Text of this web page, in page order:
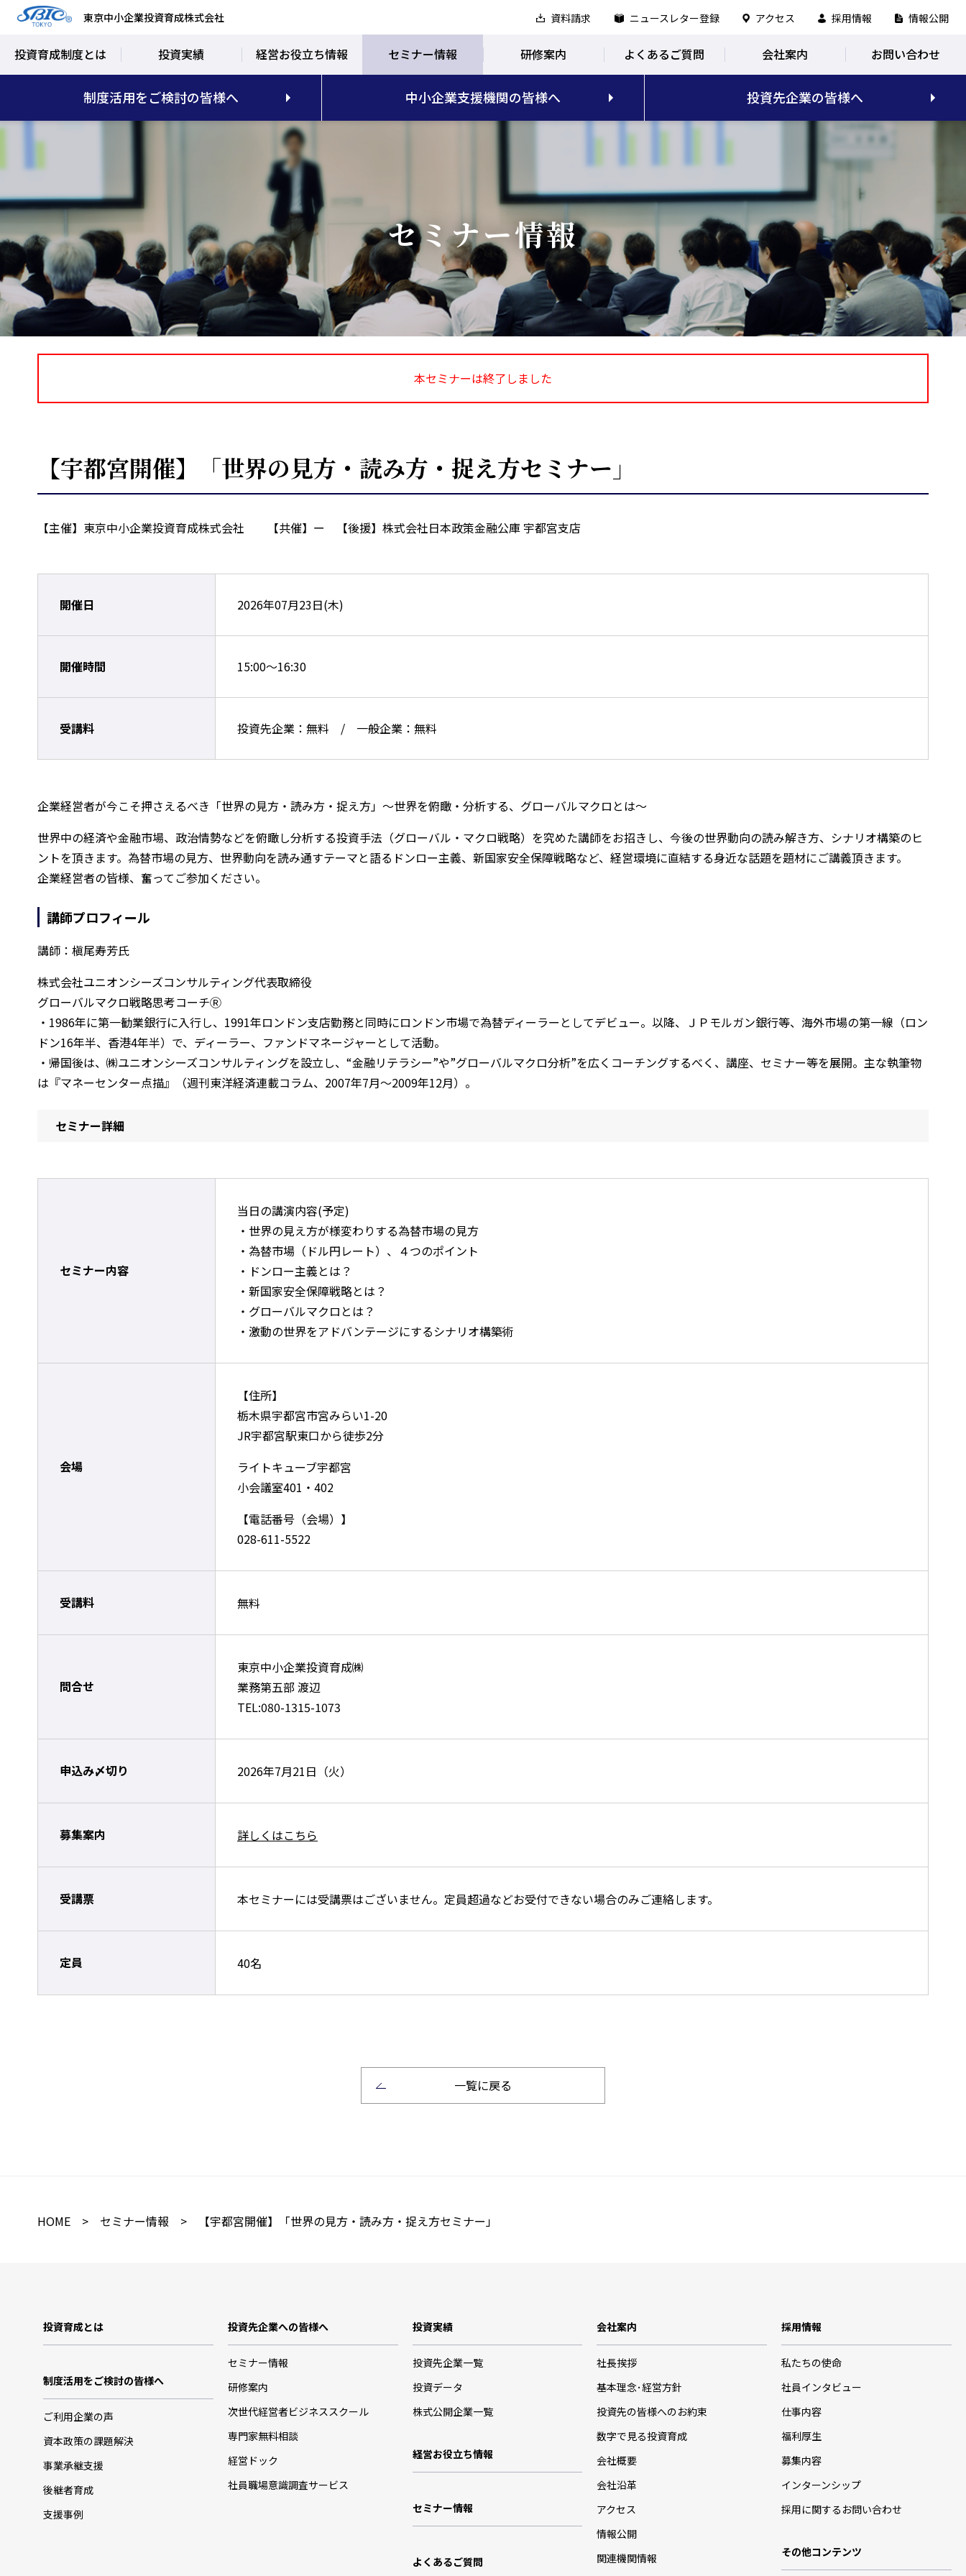
東京中小企業投資育成株式会社 資料請求 ニュースレター登録 アクセス 採用情報 情報公開
投資育成制度とは 投資実績 経営お役立ち情報 セミナー情報 研修案内 よくあるご質問 会社案内 お問い合わせ
制度活用をご検討の皆様へ 中小企業支援機関の皆様へ 投資先企業の皆様へ
セミナー情報
本セミナーは終了しました
【宇都宮開催】「世界の見方・読み方・捉え方セミナー」
【主催】東京中小企業投資育成株式会社 【共催】ー 【後援】株式会社日本政策金融公庫 宇都宮支店
開催日 2026年07月23日(木)
開催時間 15:00～16:30
受講料 投資先企業：無料 / 一般企業：無料
企業経営者が今こそ押さえるべき「世界の見方・読み方・捉え方」～世界を俯瞰・分析する、グローバルマクロとは～
世界中の経済や金融市場、政治情勢などを俯瞰し分析する投資手法（グローバル・マクロ戦略）を究めた講師をお招きし、今後の世界動向の読み解き方、シナリオ構築のヒ
ントを頂きます。為替市場の見方、世界動向を読み通すテーマと語るドンロー主義、新国家安全保障戦略など、経営環境に直結する身近な話題を題材にご講義頂きます。
企業経営者の皆様、奮ってご参加ください。
講師プロフィール
講師：槇尾寿芳氏
株式会社ユニオンシーズコンサルティング代表取締役
グローバルマクロ戦略思考コーチⓇ
・1986年に第一勧業銀行に入行し、1991年ロンドン支店勤務と同時にロンドン市場で為替ディーラーとしてデビュー。以降、ＪＰモルガン銀行等、海外市場の第一線（ロン
ドン16年半、香港4年半）で、ディーラー、ファンドマネージャーとして活動。
・帰国後は、㈱ユニオンシーズコンサルティングを設立し、“金融リテラシー”や”グローバルマクロ分析”を広くコーチングするべく、講座、セミナー等を展開。主な執筆物
は『マネーセンター点描』（週刊東洋経済連載コラム、2007年7月～2009年12月）。
セミナー詳細
セミナー内容
当日の講演内容(予定)
・世界の見え方が様変わりする為替市場の見方
・為替市場（ドル円レート）、４つのポイント
・ドンロー主義とは？
・新国家安全保障戦略とは？
・グローバルマクロとは？
・激動の世界をアドバンテージにするシナリオ構築術
会場
【住所】
栃木県宇都宮市宮みらい1-20
JR宇都宮駅東口から徒歩2分
ライトキューブ宇都宮
小会議室401・402
【電話番号（会場）】
028-611-5522
受講料 無料
問合せ
東京中小企業投資育成㈱
業務第五部 渡辺
TEL:080-1315-1073
申込み〆切り 2026年7月21日（火）
募集案内 詳しくはこちら
受講票 本セミナーには受講票はございません。定員超過などお受付できない場合のみご連絡します。
定員 40名
一覧に戻る
HOME > セミナー情報 > 【宇都宮開催】「世界の見方・読み方・捉え方セミナー」
投資育成とは
制度活用をご検討の皆様へ
ご利用企業の声
資本政策の課題解決
事業承継支援
後継者育成
支援事例
投資先企業への皆様へ
セミナー情報
研修案内
次世代経営者ビジネススクール
専門家無料相談
経営ドック
社員職場意識調査サービス
投資実績
投資先企業一覧
投資データ
株式公開企業一覧
経営お役立ち情報
セミナー情報
よくあるご質問
会社案内
社長挨拶
基本理念･経営方針
投資先の皆様へのお約束
数字で見る投資育成
会社概要
会社沿革
アクセス
情報公開
関連機関情報
採用情報
私たちの使命
社員インタビュー
仕事内容
福利厚生
募集内容
インターンシップ
採用に関するお問い合わせ
その他コンテンツ